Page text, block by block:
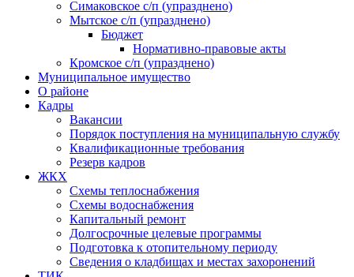
Симаковское с/п (упразднено)
Мытское с/п (упразднено)
Бюджет
Нормативно-правовые акты
Кромское с/п (упразднено)
Муниципальное имущество
О районе
Кадры
Вакансии
Порядок поступления на муниципальную службу
Квалификационные требования
Резерв кадров
ЖКХ
Схемы теплоснабжения
Схемы водоснабжения
Капитальный ремонт
Долгосрочные целевые программы
Подготовка к отопительному периоду
Сведения о кладбищах и местах захоронений